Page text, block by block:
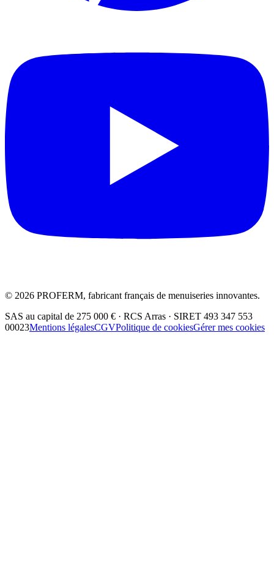
© 2026 PROFERM, fabricant français de menuiseries innovantes.
SAS au capital de 275 000 € · RCS Arras · SIRET 493 347 553
00023Mentions légalesCGVPolitique de cookiesGérer mes cookies